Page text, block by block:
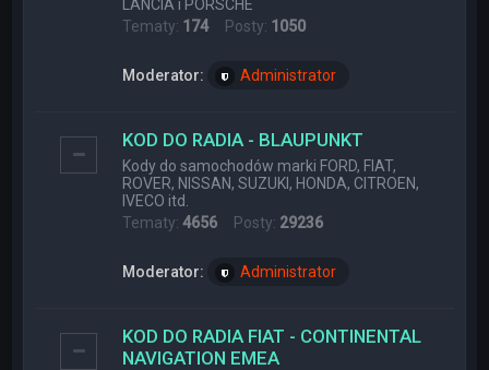
LANCIA i PORSCHE
Tematy: 174Posty: 1050
Moderator: Administrator
KOD DO RADIA - BLAUPUNKT
Kody do samochodów marki FORD, FIAT,
ROVER, NISSAN, SUZUKI, HONDA, CITROEN,
IVECO itd.
Tematy:4656 Posty: 29236
Moderator: Administrator
KOD DO RADIA FIAT - CONTINENTAL
NAVIGATION EMEA